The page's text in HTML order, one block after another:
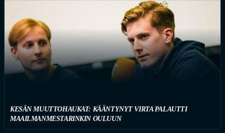
KESÄN MUUTTOHAUKAT: KÄÄNTYNYT VIRTA PALAUTTI
MAAILMANMESTARINKIN OULUUN